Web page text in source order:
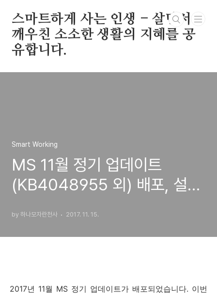
스마트하게 사는 인생 - 살면서
깨우친 소소한 생활의 지혜를 공
유합니다.
Smart Working
MS 11월 정기 업데이트
(KB4048955 외) 배포, 설치
by 하나모자란천사 2017. 11. 15.
2017년 11월 MS 정기 업데이트가 배포되었습니다. 이번